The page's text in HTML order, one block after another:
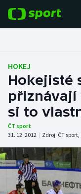
Fotbal
Hokej
Tenis
Atletika
Cyklistika
DALŠÍ SPORTY
HOKEJ
Hokejisté
přiznávají
si to
ČT sport
31. 12. 2012 | Zdroj: ČT sport,